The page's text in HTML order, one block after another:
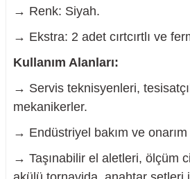
ve Lehim Teli
→ Renk: Siyah.
→ Ekstra: 2 adet cırtcırtlı ve
Kullanım Alanları:
→ Servis teknisyenleri,
mekanikerler.
→ Endüstriyel bakım ve
→ Taşınabilir el aletleri, ölçüm